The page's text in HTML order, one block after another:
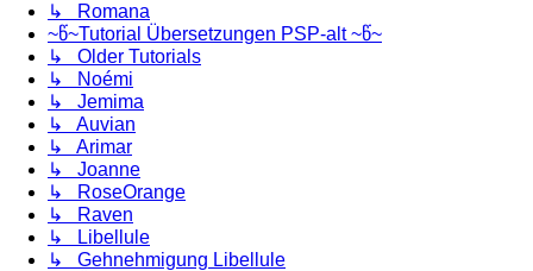
↳ Romana
~წ~Tutorial Übersetzungen PSP-alt ~წ~
↳ Older Tutorials
↳ Noémi
↳ Jemima
↳ Auvian
↳ Arimar
↳ Joanne
↳ RoseOrange
↳ Raven
↳ Libellule
↳ Gehnehmigung Libellule